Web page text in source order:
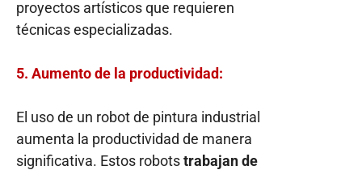
proyectos artísticos que requieren
técnicas especializadas.
5. Aumento de la productividad:
El uso de un robot de pintura industrial
aumenta la productividad de manera
significativa. Estos robotstrabajan de